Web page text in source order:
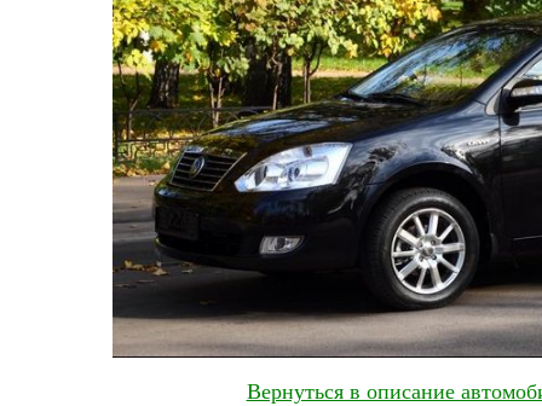
Вернуться в описание